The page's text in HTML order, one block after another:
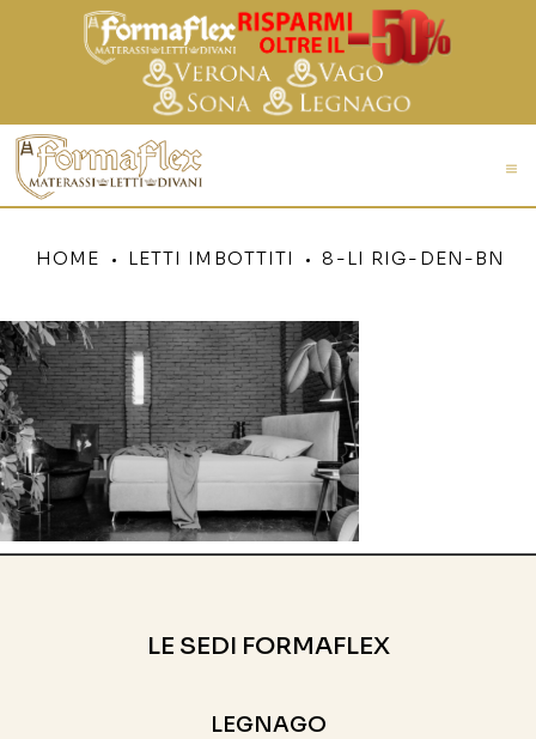
HOME LETTI IMBOTTITI 8-LI RIG-DEN-BN
LE SEDI FORMAFLEX
LEGNAGO